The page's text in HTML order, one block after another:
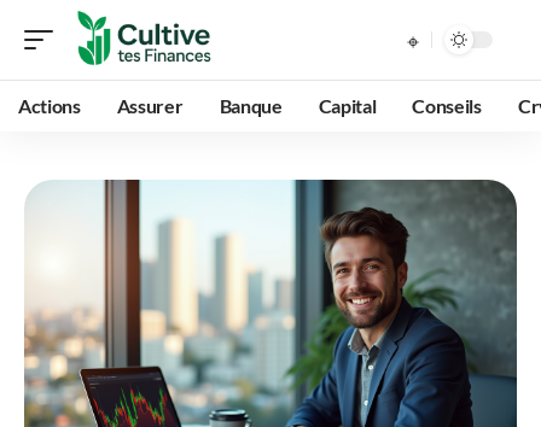
Actions Assurer Banque Capital Conseils